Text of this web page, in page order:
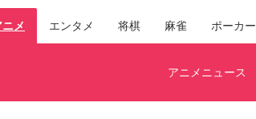
ニメ エンタメ 将棋 麻雀 ポーカー
アニメニュース